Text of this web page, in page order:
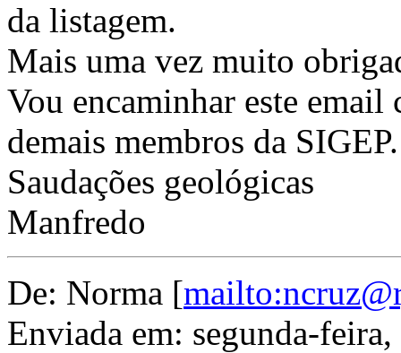
da listagem.
Mais uma vez muito
Vou encaminhar este email
demais membros da SIGEP.
Saudações geológicas
Manfredo
De: Norma [
Enviada em: segunda-